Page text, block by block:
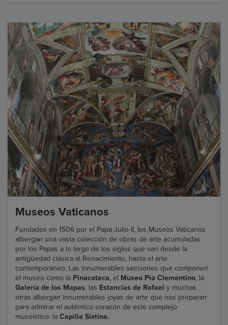
Museos Vaticanos
Fundados en 1506 por el Papa Julio II, los Museos Vaticanos
albergan una vasta colección de obras de arte acumuladas
por los Papas a lo largo de los siglos que van desde la
antigüedad clásica al Renacimiento, hasta el arte
contemporáneo. Las innumerables secciones que componen
el museo como la Pinacoteca, el Museo Pio Clementino, la
Galería de los Mapas, las Estancias de Rafael y muchas
otras albergan innumerables joyas de arte que nos preparan
para admirar el auténtico corazón de este complejo
museístico: la Capilla Sixtina.